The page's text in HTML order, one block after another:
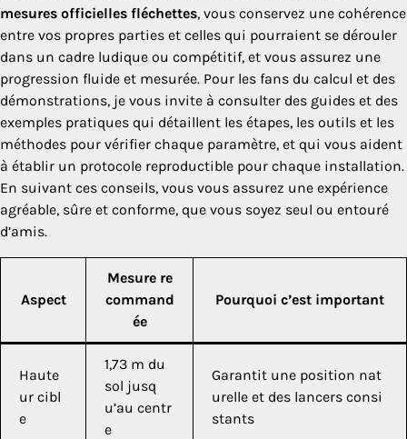
mesures officielles fléchettes, vous conservez une cohérence
entre vos propres parties et celles qui pourraient se dérouler
dans un cadre ludique ou compétitif, et vous assurez une
progression fluide et mesurée. Pour les fans du calcul et des
démonstrations, je vous invite à consulter des guides et des
exemples pratiques qui détaillent les étapes, les outils et les
méthodes pour vérifier chaque paramètre, et qui vous aident
à établir un protocole reproductible pour chaque installation.
En suivant ces conseils, vous vous assurez une expérience
agréable, sûre et conforme, que vous soyez seul ou entouré
d’amis.
Aspect
Mesure re
command
ée
Pourquoi c’est important
Haute
ur cibl
e
1,73 m du
sol jusq
u’au centr
e
Garantit une position nat
urelle et des lancers consi
stants